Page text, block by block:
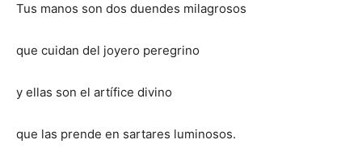
Tus manos son dos duendes milagrosos
que cuidan del joyero peregrino
y ellas son el artífice divino
que las prende en sartares luminosos.